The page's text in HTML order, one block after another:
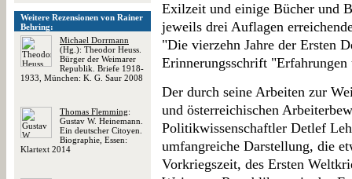
Weitere Rezensionen von Rainer
Behring:
Michael Dorrmann
(Hg.): Theodor Heuss.
Bürger der Weimarer
Republik. Briefe 1918-
1933, München: K. G. Saur 2008
Thomas Flemming:
Gustav W. Heinemann.
Ein deutscher Citoyen.
Biographie, Essen:
Klartext 2014
Exilzeit und einige Bücher und
jeweils drei Auflagen
"Die vierzehn Jahre der Ersten
Erinnerungsschrift "Erfahrungen
Der durch seine Arbeiten zur
und österreichischen
Politikwissenschaftler Detlef
umfangreiche Darstellung, die
Vorkriegszeit, des Ersten